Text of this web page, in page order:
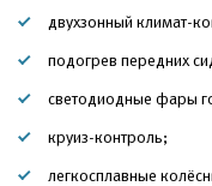
двухзонный климат-
подогрев передних
светодиодные фары
круиз-контроль;
легкосплавные